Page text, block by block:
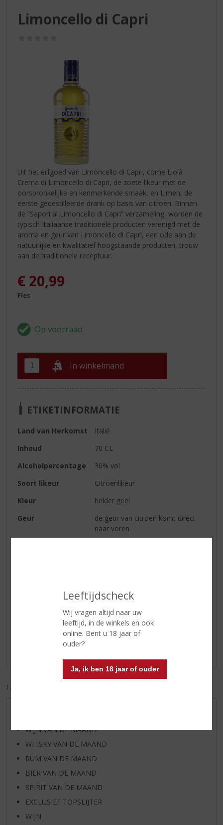
Leeftijdscheck
Wij vragen altijd naar uw
leeftijd, in de winkels en ook
online. Bent u 18 jaar of
ouder?
Ja, ik ben 18 jaar of ouder
Limoncello di Capri
Uit het erfgoed van Limoncello di Capri, come Liolà
Crema di Limoncello di Capri, de zoete likeur met de
oorspronkelijke en kenmerkende smaak, en Limen, de
eerste gedestilleerde drank op basis van citroen. Binnen
de “Sapori al Limoncello di Capri” verzameling, worden de
typisch Italiaanse traditionele producten verenigd met de
aroma en geur van Limoncello di Capri, een ode aan de
natuurlijke en kwalitatief hoogstaande producten, trouw
aan de traditionele receptuur.
€ 20,99
Fles
In winkelmand
ETIKETINFORMATIE
Land van Herkomst
Italië
Inhoud
70 CL
Alcoholpercentage
30% vol
Soort likeur
Citroenlikeur
Kleur
helder geel
Geur
de geur van citroen komt direct
naar voren
Reviews
Schrijf een review
EXCL. BTW
WIJN VAN DE MAAND
WHISKY VAN DE MAAND
RUM VAN DE MAAND
BIER VAN DE MAAND
SPIRIT VAN DE MAAND
EXCLUSIEF TOPSLIJTER
WIJN